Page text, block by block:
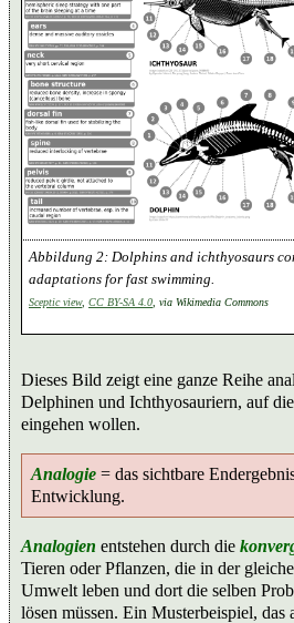
Dolphins and ichthyosaurs
adaptations for fast swimming.
Sceptic view, CC BY-SA 4.0 , via Wikimedia Commons
Dieses Bild zeigt eine ganze Reihe
Delphinen und Ichthyosauriern, auf
eingehen wollen.
Analogie= das sichtbare
Entwicklung.
Analogien entstehen durch die
Tieren oder Pflanzen, die in der
Umwelt leben und dort die selben
lösen müssen. Ein Musterbeispiel, das